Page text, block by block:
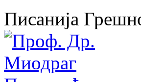
Писанија